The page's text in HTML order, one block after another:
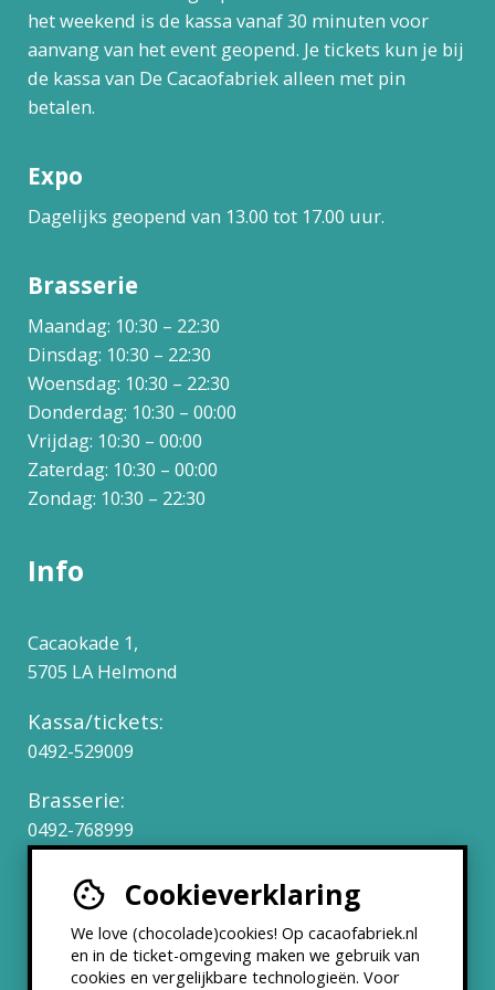
Cookieverklaring
We love (chocolade)cookies! Op cacaofabriek.nl
en in de ticket-omgeving maken we gebruik van
cookies en vergelijkbare technologieën. Voor
het weekend is de kassa vanaf 30 minuten voor
aanvang van het event geopend. Je tickets kun je bij
de kassa van De Cacaofabriek alleen met pin
betalen.
Expo
Dagelijks geopend van 13.00 tot 17.00 uur.
Brasserie
Maandag: 10:30 – 22:30
Dinsdag: 10:30 – 22:30
Woensdag: 10:30 – 22:30
Donderdag: 10:30 – 00:00
Vrijdag: 10:30 – 00:00
Zaterdag: 10:30 – 00:00
Zondag: 10:30 – 22:30
Info
Cacaokade 1,
5705 LA Helmond
Kassa/tickets:
0492-529009
Brasserie:
0492-768999
Werken bij
Partners & Samenwerkingen